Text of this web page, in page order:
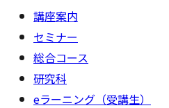
講座案内
セミナー
総合コース
研究科
eラーニング（受講生）